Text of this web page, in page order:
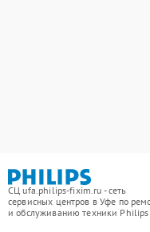
СЦ ufa.philips-fixim.ru - сеть
сервисных центров в Уфе по
и обслуживанию техники Philips